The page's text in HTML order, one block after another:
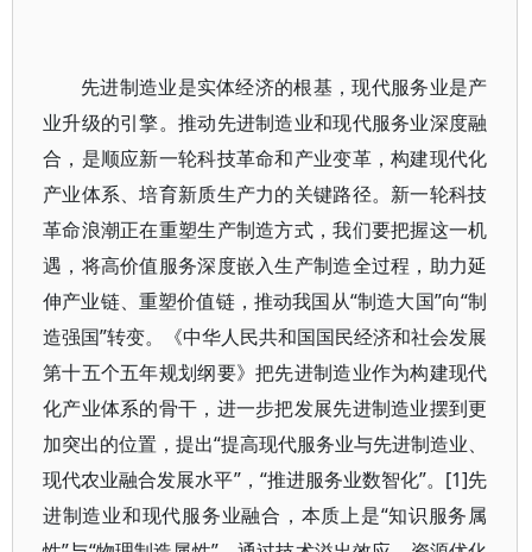
先进制造业是实体经济的根基，现代服务业是产
业升级的引擎。推动先进制造业和现代服务业深度融
合，是顺应新一轮科技革命和产业变革，构建现代化
产业体系、培育新质生产力的关键路径。新一轮科技
革命浪潮正在重塑生产制造方式，我们要把握这一机
遇，将高价值服务深度嵌入生产制造全过程，助力延
伸产业链、重塑价值链，推动我国从“制造大国”向“制
造强国”转变。《中华人民共和国国民经济和社会发展
第十五个五年规划纲要》把先进制造业作为构建现代
化产业体系的骨干，进一步把发展先进制造业摆到更
加突出的位置，提出“提高现代服务业与先进制造业、
现代农业融合发展水平”，“推进服务业数智化”。[1]先
进制造业和现代服务业融合，本质上是“知识服务属